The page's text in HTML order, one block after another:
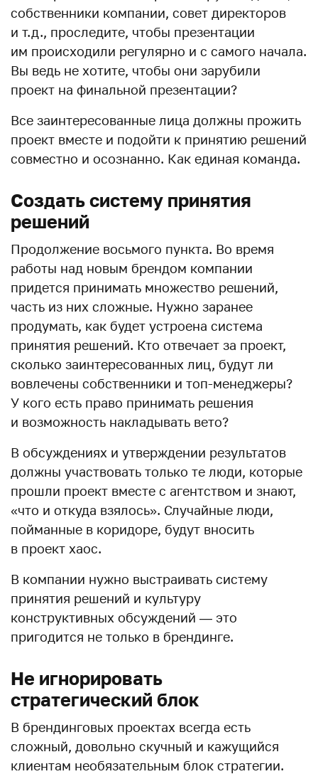
собственники компании, совет директоров
и т.д., проследите, чтобы презентации
им происходили регулярно и с самого начала.
Вы ведь не хотите, чтобы они зарубили
проект на финальной презентации?
Все заинтересованные лица должны прожить
проект вместе и подойти к принятию решений
совместно и осознанно. Как единая команда.
Создать систему принятия
решений
Продолжение восьмого пункта. Во время
работы над новым брендом компании
придется принимать множество решений,
часть из них сложные. Нужно заранее
продумать, как будет устроена система
принятия решений. Кто отвечает за проект,
сколько заинтересованных лиц, будут ли
вовлечены собственники и топ-менеджеры?
У кого есть право принимать решения
и возможность накладывать вето?
В обсуждениях и утверждении результатов
должны участвовать только те люди, которые
прошли проект вместе с агентством и знают,
«что и откуда взялось». Случайные люди,
пойманные в коридоре, будут вносить
в проект хаос.
В компании нужно выстраивать систему
принятия решений и культуру
конструктивных обсуждений — это
пригодится не только в брендинге.
Не игнорировать
стратегический блок
В брендинговых проектах всегда есть
сложный, довольно скучный и кажущийся
клиентам необязательным блок стратегии.